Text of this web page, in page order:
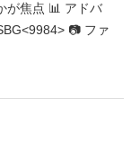
が焦点 📊 アドバ
📷 ファ